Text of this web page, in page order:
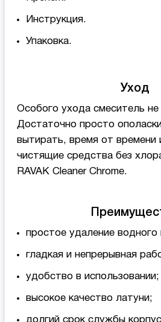
Инструкция.
Упаковка.
Уход
Особого ухода смеситель не
Достаточно просто
вытирать, время от времени
чистящие средства без
RAVAK Cleaner Chrome.
простое удаление водного
гладкая и непрерывная
удобство в использовании;
высокое качество латуни;
долгий срок службы